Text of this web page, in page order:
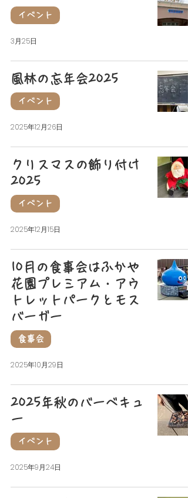
イベント
3月25日
風林の忘年会2025
イベント
2025年12月26日
クリスマスの飾り付け
2025
イベント
2025年12月15日
10月の食事会はふかや
花園プレミアム・アウ
トレットパークとモス
バーガー
食事会
2025年10月29日
2025年秋のバーベキュ
ー
イベント
2025年9月24日